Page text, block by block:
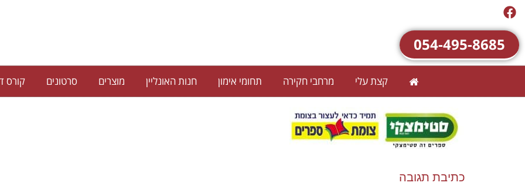
054-495-8685
קצת עלי מרחבי חקירה תחומי אימון חנות האונליין מוצרים סרטונים קורס
כתיבת תגובה